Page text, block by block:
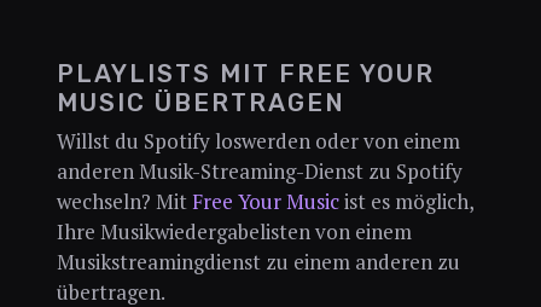
PLAYLISTS MIT FREE YOUR
MUSIC ÜBERTRAGEN
Willst du Spotify loswerden oder von einem
anderen Musik-Streaming-Dienst zu Spotify
wechseln? MitFree Your Musicist es möglich,
Ihre Musikwiedergabelisten von einem
Musikstreamingdienst zu einem anderen zu
übertragen.